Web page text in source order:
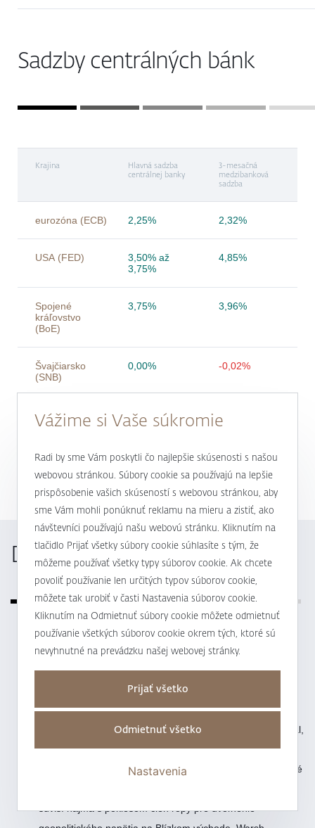
Sadzby centrálných bánk
Krajina
Hlavná sadzba
centrálnej banky
3-mesačná
medzibanková
sadzba
eurozóna (ECB) 2,25% 2,32%
USA (FED)
3,50% až
3,75%
4,85%
Spojené
kráľovstvo
(BoE)
3,75% 3,96%
Švajčiarsko
(SNB)
0,00% -0,02%
Česká republika
(ČNB)
3,75%
Japonsko (BoJ) 1,00% -0,03%
Dôležité správy z ekonomiky
Včera mal na sympóziu centrálnych bankárov
v portugalskej Sintre vystúpenie šéf Fedu Kevin Warsh,
ktoré bolo trhmi pozorne sledované. Warsh jasne povedal,
že Fed nebude komfortný s infláciou nad 2 percentá.
Dodal, že každý, kto by očakával uvoľnenú politiku alebo
toleranciu vyššej inflácie, bude sklamaný. Opäť konštatoval,
že ceny (resp. ich rast) sú stále príliš vysoké. Prezentoval
sa pomerne jastrabím slovníkom, i keď pripustil, že inflačné
súvisí najmä s poklesom cien ropy pre uvoľnenie
Vážime si Vaše súkromie
Radi by sme Vám poskytli čo najlepšie skúsenosti s našou
webovou stránkou. Súbory cookie sa používajú na lepšie
prispôsobenie vašich skúseností s webovou stránkou, aby
sme Vám mohli ponúknuť reklamu na mieru a zistiť, ako
návštevníci používajú našu webovú stránku. Kliknutím na
tlačidlo Prijať všetky súbory cookie súhlasíte s tým, že
môžeme používať všetky typy súborov cookie. Ak chcete
povoliť používanie len určitých typov súborov cookie,
môžete tak urobiť v časti Nastavenia súborov cookie.
Kliknutím na Odmietnuť súbory cookie môžete odmietnuť
používanie všetkých súborov cookie okrem tých, ktoré sú
nevyhnutné na prevádzku našej webovej stránky.
Prijať všetko
Odmietnuť všetko
Nastavenia